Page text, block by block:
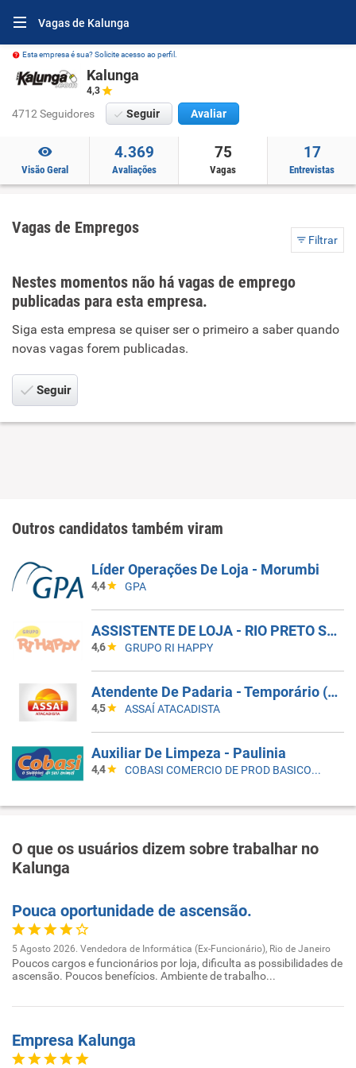
Vagas de Kalunga
Esta empresa é sua? Solicite acesso ao perfil.
Kalunga
4,3
4712 Seguidores Seguir Avaliar
Visão Geral
4.369
Avaliações
75
Vagas
17
Entrevistas
Vagas de Empregos
Filtrar
Nestes momentos não há vagas de emprego
publicadas para esta empresa.
Siga esta empresa se quiser ser o primeiro a saber quando
novas vagas forem publicadas.
Seguir
Outros candidatos também viram
Líder Operações De Loja - Morumbi
4,4 GPA
ASSISTENTE DE LOJA - RIO PRETO SHOPPING - EFETIVO
4,6 GRUPO RI HAPPY
Atendente De Padaria - Temporário (Alto Da XV)
4,5 ASSAÍ ATACADISTA
Auxiliar De Limpeza - Paulinia
4,4 COBASI COMERCIO DE PROD BASICOS E INDUSTRIALIZADOS LTDA
O que os usuários dizem sobre trabalhar no
Kalunga
Pouca oportunidade de ascensão.
5 Agosto 2026. Vendedora de Informática (Ex-Funcionário), Rio de Janeiro
Poucos cargos e funcionários por loja, dificulta as possibilidades de
ascensão. Poucos benefícios. Ambiente de trabalho...
Empresa Kalunga